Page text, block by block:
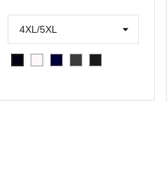
NEGRO
BLANCO
MARINO
GRISGRAFITO